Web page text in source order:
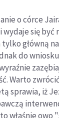
o córce
wydaje się
główną
do
Warto
sprawia, iż
właśnie owo